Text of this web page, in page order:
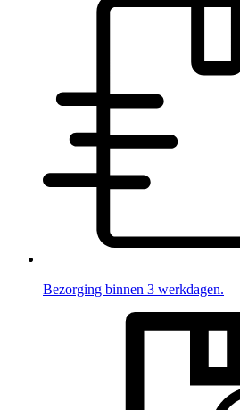
Bezorging binnen 3 werkdagen.